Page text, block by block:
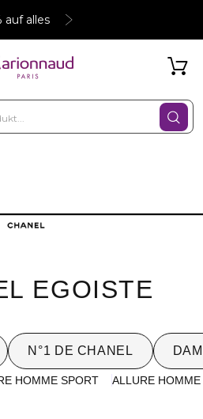
auf alles
EGOISTE
N°1 DE CHANEL
HOMME SPORT ALLURE HOMME